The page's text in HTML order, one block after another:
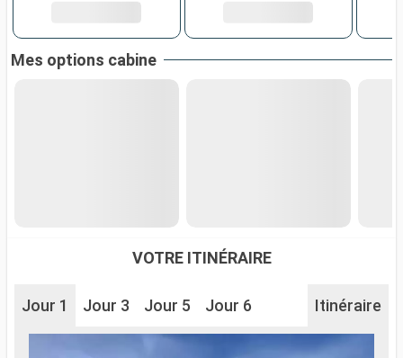
Mes options cabine
VOTRE ITINÉRAIRE
Jour 1 Jour 3 Jour 5 Jour 6 Itinéraire